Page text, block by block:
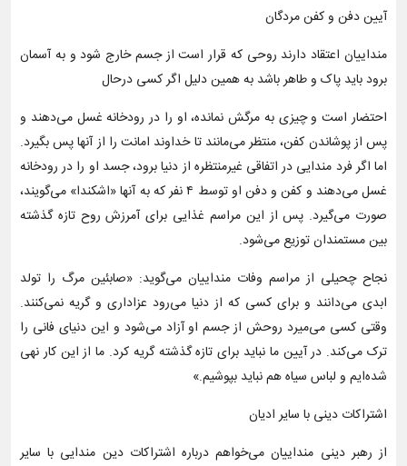
آیین دفن و کفن مردگان
منداییان اعتقاد دارند روحی که قرار است از جسم خارج شود و به آسمان
برود باید پاک و طاهر باشد به همین دلیل اگر کسی درحال
احتضار است و چیزی به مرگش نمانده، او را در رودخانه غسل می‌دهند و
پس از پوشاندن کفن، منتظر می‌مانند تا خداوند امانت را از آنها پس بگیرد.
اما اگر فرد مندایی در اتفاقی غیرمنتظره از دنیا برود، جسد او را در رودخانه
غسل می‌دهند و کفن و دفن او توسط ۴ نفر که به آنها «اشکندا» می‌گویند،
صورت می‌گیرد. پس از این مراسم غذایی برای آمرزش روح تازه گذشته
بین مستمندان توزیع می‌شود.
نجاح چحیلی از مراسم وفات منداییان می‌گوید: «صابئین مرگ را تولد
ابدی می‌دانند و برای کسی که از دنیا می‌رود عزاداری و گریه نمی‌کنند.
وقتی کسی می‌میرد روحش از جسم او آزاد می‌شود و این دنیای فانی را
ترک می‌کند. در آیین ما نباید برای تازه گذشته گریه کرد. ما از این کار نهی
شده‌ایم و لباس سیاه هم نباید بپوشیم.»
اشتراکات دینی با سایر ادیان
از رهبر دینی منداییان می‌خواهم درباره اشتراکات دین مندایی با سایر